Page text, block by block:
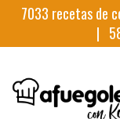
7033 recetas de
|